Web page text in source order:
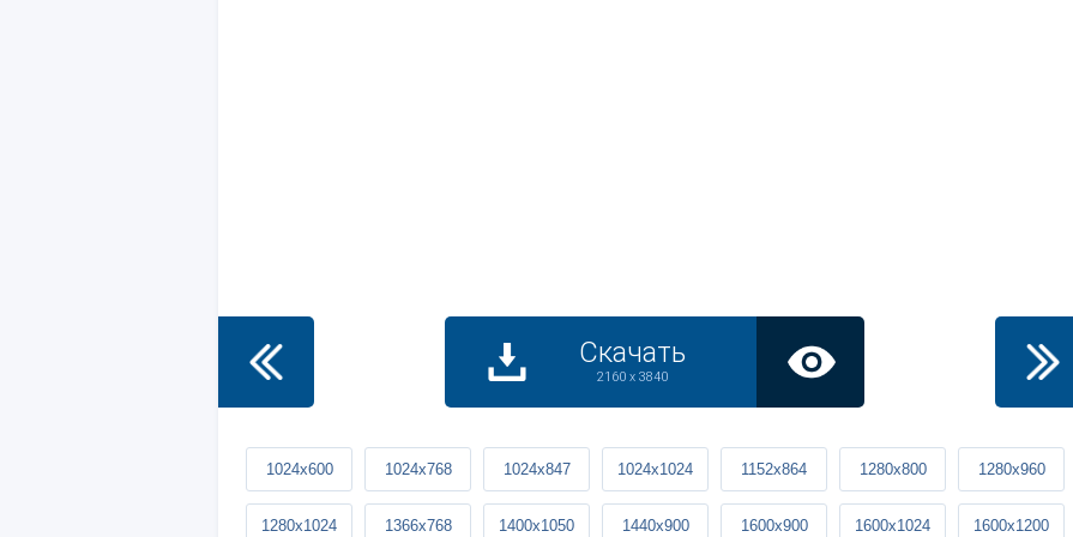
Скачать
2160 x 3840
1024x600 1024x768 1024x847 1024x1024 1152x864 1280x800 1280x960
1280x1024 1366x768 1400x1050 1440x900 1600x900 1600x1024 1600x1200